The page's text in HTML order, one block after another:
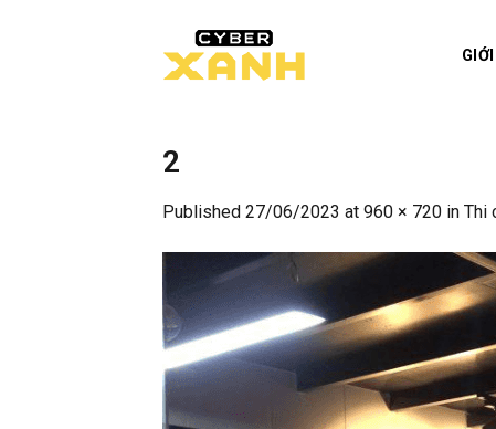
2
Published 27/06/2023 at 960 × 720 in Thi